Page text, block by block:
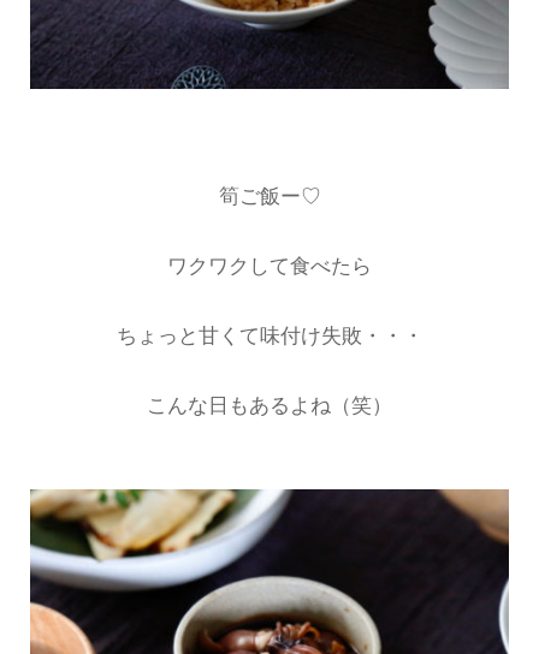
筍ご飯ー♡
ワクワクして食べたら
ちょっと甘くて味付け失敗・・・
こんな日もあるよね（笑）